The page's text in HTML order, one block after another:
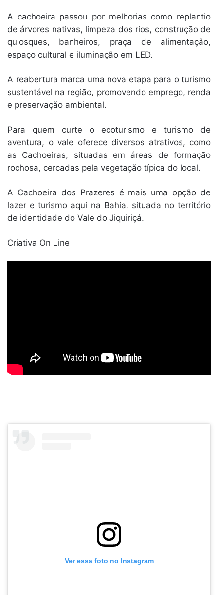
A cachoeira passou por melhorias como replantio
de árvores nativas, limpeza dos rios, construção de
quiosques, banheiros, praça de alimentação,
espaço cultural e iluminação em LED.
A reabertura marca uma nova etapa para o turismo
sustentável na região, promovendo emprego, renda
e preservação ambiental.
Para quem curte o ecoturismo e turismo de
aventura, o vale oferece diversos atrativos, como
as Cachoeiras, situadas em áreas de formação
rochosa, cercadas pela vegetação típica do local.
A Cachoeira dos Prazeres é mais uma opção de
lazer e turismo aqui na Bahia, situada no território
de identidade do Vale do Jiquiriçá.
Criativa On Line
Ver essa foto no Instagram